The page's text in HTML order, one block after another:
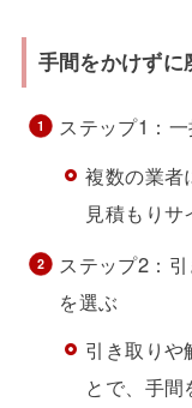
手間をかけずに
ステップ1：
複数の業者
見積もりサ
ステップ2：
を選ぶ
引き取りや
とで、手